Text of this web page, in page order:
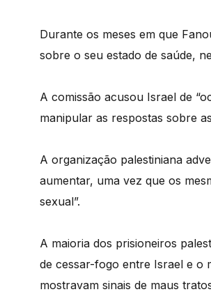
Durante os meses em que
sobre o seu estado de saúde,
A comissão acusou Israel de
manipular as respostas sobre
A organização palestiniana
aumentar, uma vez que os
sexual”.
A maioria dos prisioneiros
de cessar-fogo entre Israel e o
mostravam sinais de maus